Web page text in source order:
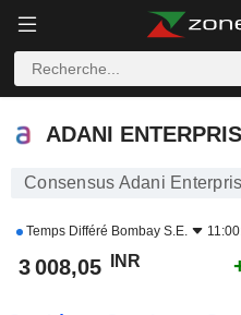
ADANI
Consensus Adani
Temps Différé Bombay S.E.
3 008,05 INR